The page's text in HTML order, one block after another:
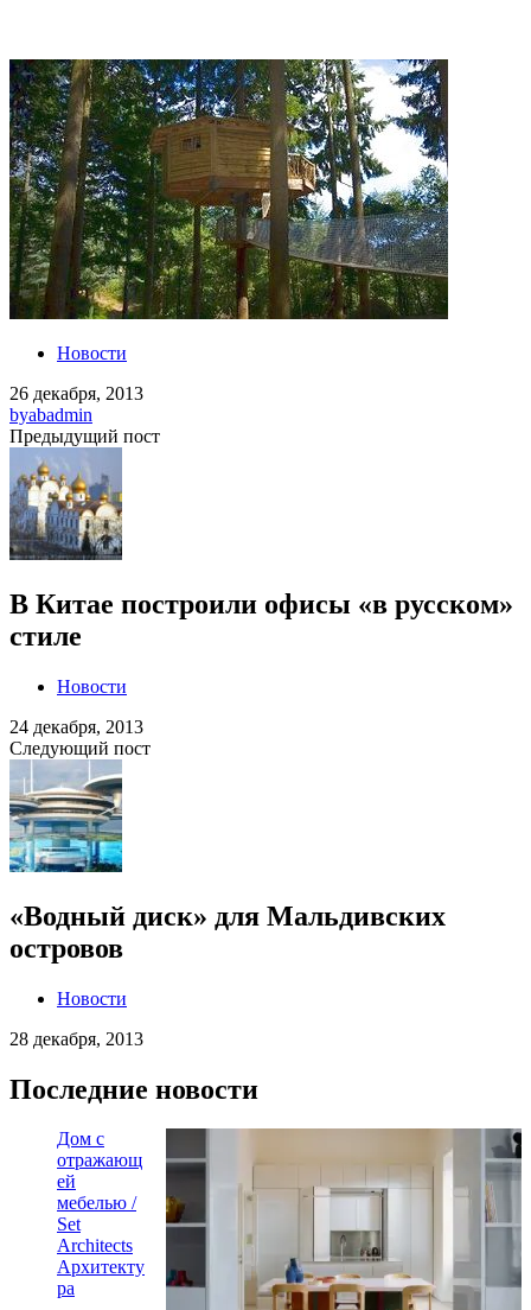
Новости
26 декабря, 2013
byabadmin
Предыдущий пост
В Китае построили офисы «в русском»
стиле
Новости
24 декабря, 2013
Следующий пост
«Водный диск» для Мальдивских
островов
Новости
28 декабря, 2013
Последние новости
Дом с
отражающ
ей
мебелью /
Set
Architects
Архитекту
ра